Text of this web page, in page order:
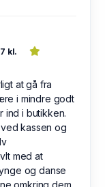
kl.
at gå fra
i mindre godt
ind i butikken.
kassen og
med at
og danse
omkring dem.